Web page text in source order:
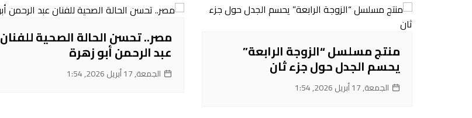
منتج مسلسل “الزوجة الرابعة”
يحسم الجدل حول جزء ثان
الجمعة, 17 أبريل 2026, 1:54
مصر.. تحسن الحالة الصحية للفنان
عبد الرحمن أبو زهرة
الجمعة, 17 أبريل 2026, 1:54